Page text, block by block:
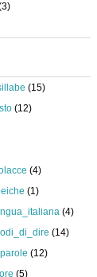
(15)
(12)
(4)
(1)
(4)
(14)
(12)
(5)